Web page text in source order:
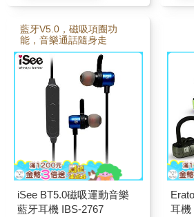
藍牙V5.0，磁吸項圈功
能，音樂通話隨身走
iSee BT5.0磁吸運動音樂
藍牙耳機 IBS-2767
耳機